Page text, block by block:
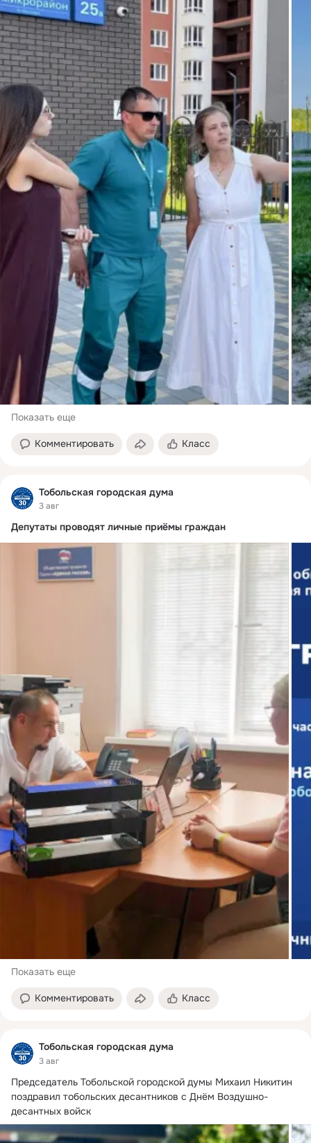
Показать еще
Комментировать Класс
Тобольская городская дума
3 авг
Депутаты проводят личные приёмы граждан
Показать еще
Комментировать Класс
Тобольская городская дума
3 авг
Председатель Тобольской городской думы Михаил Никитин
поздравил тобольских десантников с Днём Воздушно-
десантных войск